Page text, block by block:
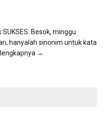
Besok, minggu
hanyalah sinonim untuk kata
→